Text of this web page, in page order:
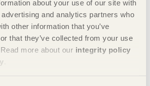
about your use of our site with
and analytics partners who
other information that you’ve
that they’ve collected from your use
more about our integrity policy
limträ limträbyggande
möbler i trä sågverk